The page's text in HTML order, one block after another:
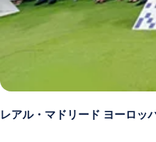
レアル・マドリード ヨーロッ